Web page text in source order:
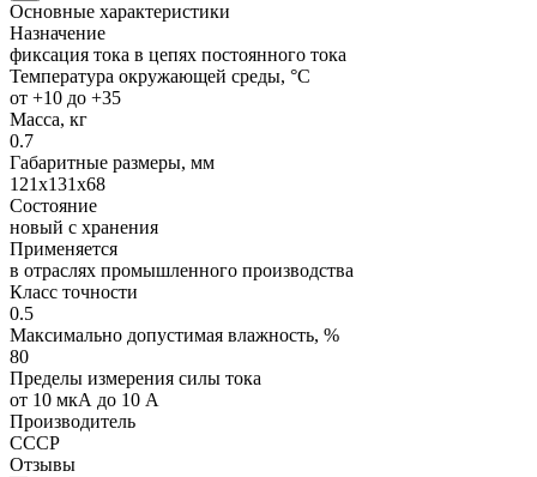
Основные характеристики
Назначение
фиксация тока в цепях постоянного тока
Температура окружающей среды, °C
от +10 до +35
Масса, кг
0.7
Габаритные размеры, мм
121x131x68
Состояние
новый с хранения
Применяется
в отраслях промышленного производства
Класс точности
0.5
Максимально допустимая влажность, %
80
Пределы измерения силы тока
от 10 мкА до 10 А
Производитель
СССР
Отзывы